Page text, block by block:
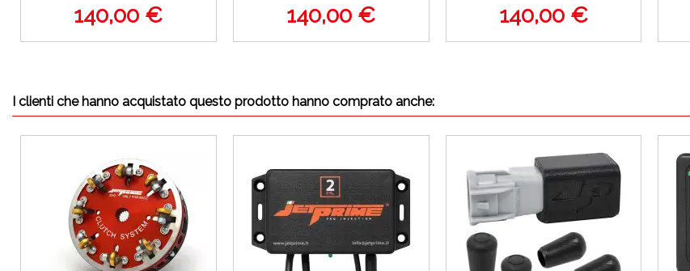
140,00 € 140,00 € 140,00 €
I clienti che hanno acquistato questo prodotto hanno comprato anche: